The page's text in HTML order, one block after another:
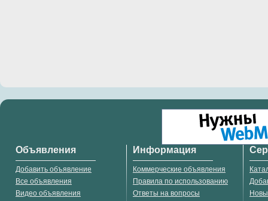
Объявления
Добавить объявление
Все объявления
Видео объявления
Информация
Коммерческие объявления
Правила по использованию
Ответы на вопросы